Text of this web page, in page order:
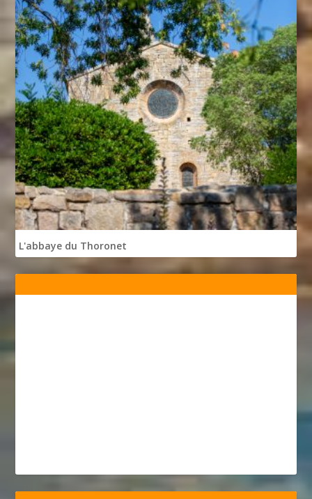
L'abbaye du Thoronet